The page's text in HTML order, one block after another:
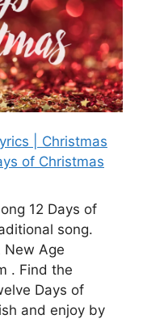
| Christmas
of Christmas
12 Days of
song.
New Age
. Find the
Days of
and enjoy by